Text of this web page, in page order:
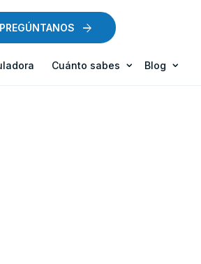
PREGÚNTANOS
Cuánto sabes Blog